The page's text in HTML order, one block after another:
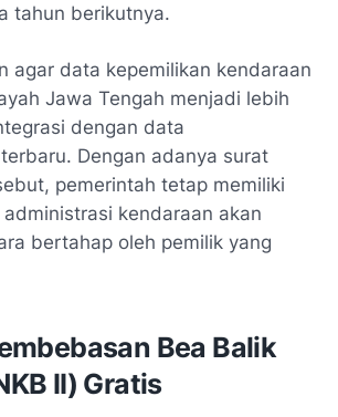
tahun berikutnya.
agar data kepemilikan kendaraan
Jawa Tengah menjadi lebih
dengan data
Dengan adanya surat
pemerintah tetap memiliki
kendaraan akan
bertahap oleh pemilik yang
Bea Balik
II) Gratis